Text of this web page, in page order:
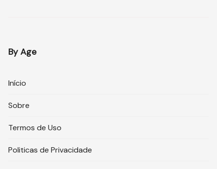
By Age
Início
Sobre
Termos de Uso
Politicas de Privacidade